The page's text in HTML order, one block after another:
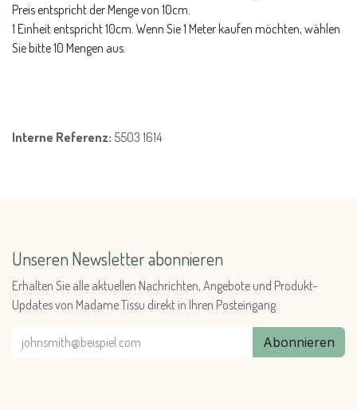
Preis entspricht der Menge von 10cm.
1 Einheit entspricht 10cm. Wenn Sie 1 Meter kaufen möchten, wählen
Sie bitte 10 Mengen aus.
Interne Referenz: 5503 1614
Unseren Newsletter abonnieren
Erhalten Sie alle aktuellen Nachrichten, Angebote und Produkt-
Updates von Madame Tissu direkt in Ihren Posteingang.
Abonnieren